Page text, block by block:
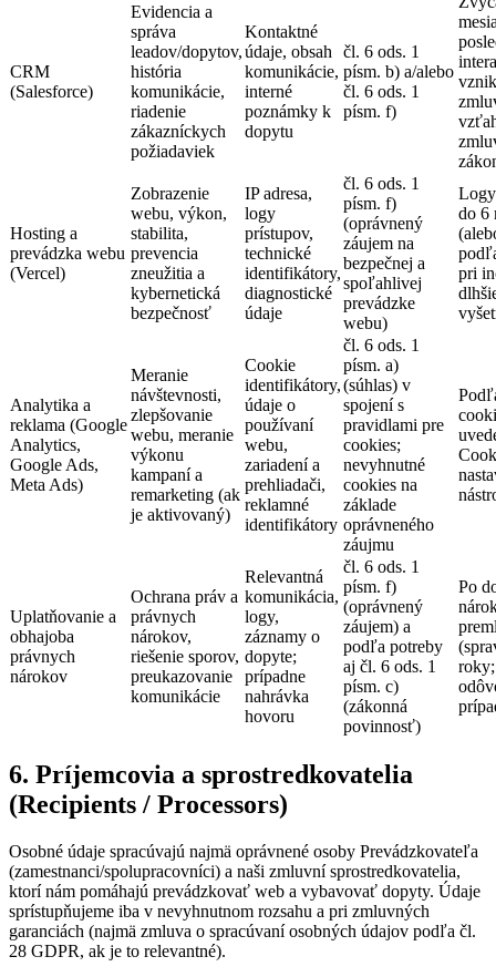
CRM
(Salesforce)
Evidencia a
správa
leadov/dopytov,
história
komunikácie,
riadenie
zákazníckych
požiadaviek
Kontaktné
údaje, obsah
komunikácie,
interné
poznámky k
dopytu
čl. 6 ods. 1
písm. b) a/alebo
čl. 6 ods. 1
písm. f)
Hosting a
prevádzka webu
(Vercel)
Zobrazenie
webu, výkon,
stabilita,
prevencia
zneužitia a
kybernetická
bezpečnosť
IP adresa,
logy
prístupov,
technické
identifikátory,
diagnostické
údaje
čl. 6 ods. 1
písm. f)
(oprávnený
záujem na
bezpečnej a
spoľahlivej
prevádzke
webu)
do 6
pri
Analytika a
reklama (Google
Analytics,
Google Ads,
Meta Ads)
Meranie
návštevnosti,
zlepšovanie
webu, meranie
výkonu
kampaní a
remarketing (ak
je aktivovaný)
Cookie
identifikátory,
údaje o
používaní
webu,
zariadení a
prehliadači,
reklamné
identifikátory
čl. 6 ods. 1
písm. a)
(súhlas) v
spojení s
pravidlami pre
cookies;
nevyhnutné
cookies na
základe
oprávneného
záujmu
Uplatňovanie a
obhajoba
právnych
nárokov
Ochrana práv a
právnych
nárokov,
riešenie sporov,
preukazovanie
komunikácie
Relevantná
komunikácia,
logy,
záznamy o
dopyte;
prípadne
nahrávka
hovoru
čl. 6 ods. 1
písm. f)
(oprávnený
záujem) a
podľa potreby
aj čl. 6 ods. 1
písm. c)
(zákonná
povinnosť)
Po
6. Príjemcovia a sprostredkovatelia
(Recipients / Processors)
Osobné údaje spracúvajú najmä oprávnené osoby Prevádzkovateľa
(zamestnanci/spolupracovníci) a naši zmluvní sprostredkovatelia,
ktorí nám pomáhajú prevádzkovať web a vybavovať dopyty. Údaje
sprístupňujeme iba v nevyhnutnom rozsahu a pri zmluvných
garanciách (najmä zmluva o spracúvaní osobných údajov podľa čl.
28 GDPR, ak je to relevantné).